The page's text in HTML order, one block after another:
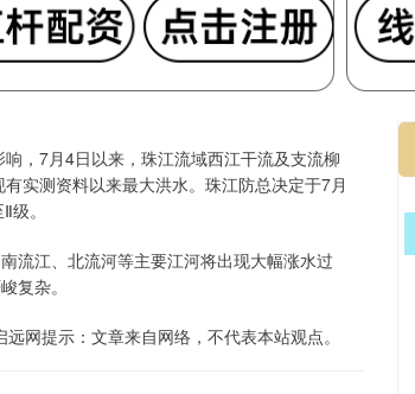
，7月4日以来，珠江流域西江干流及支流柳
实测资料以来最大洪水。珠江防总决定于7月
。
江、北流河等主要江河将出现大幅涨水过
复杂。
远网提示：文章来自网络，不代表本站观点。